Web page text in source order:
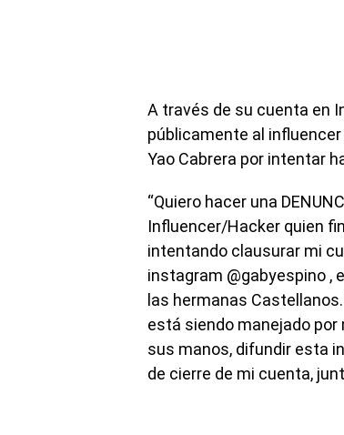
A través de su cuenta en
públicamente al
Yao Cabrera por intentar
“Quiero hacer una
Influencer/Hacker quien
intentando clausurar mi
instagram @gabyespino ,
las hermanas
está siendo manejado
sus manos, difundir esta
de cierre de mi cuenta,